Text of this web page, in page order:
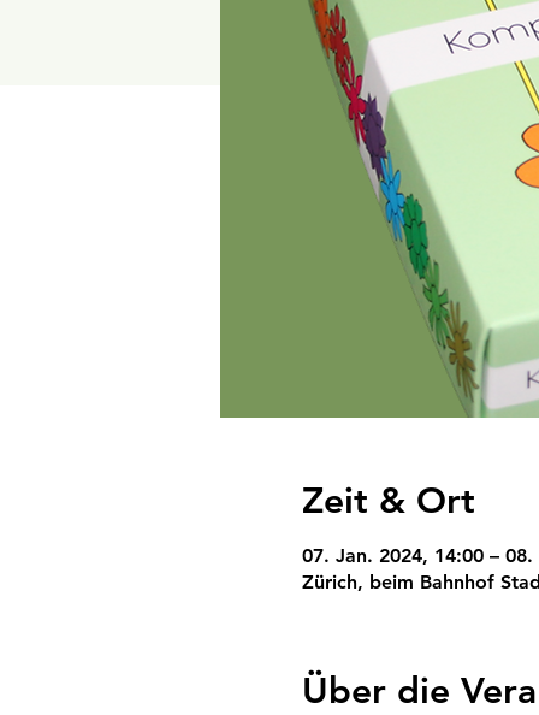
Zeit & Ort
07. Jan. 2024, 14:00 –
Zürich, beim Bahnhof
Über die